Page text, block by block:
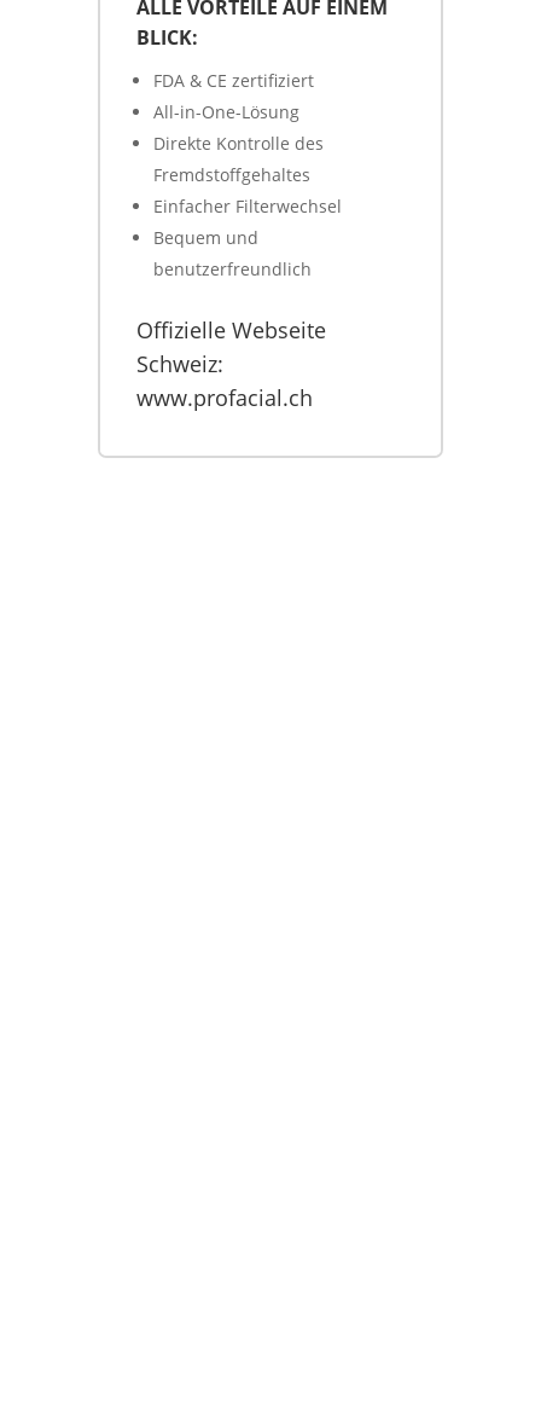
ALLE VORTEILE AUF EINEM
BLICK:
FDA & CE zertifiziert
All-in-One-Lösung
Direkte Kontrolle des
Fremdstoffgehaltes
Einfacher Filterwechsel
Bequem und
benutzerfreundlich
Offizielle Webseite
Schweiz:
www.profacial.ch